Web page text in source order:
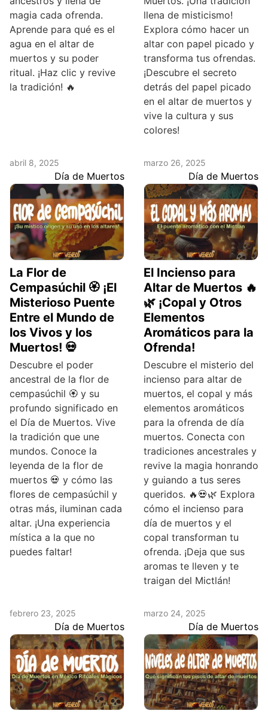
magia cada ofrenda.
Aprende para qué es el
agua en el altar de
muertos y su poder
ritual. ¡Haz clic y revive
la tradición! 🔥
llena de misticismo!
Explora cómo hacer un
altar con papel picado y
transforma tus ofrendas.
¡Descubre el secreto
detrás del papel picado
en el altar de muertos y
vive la cultura y sus
colores!
abril 8, 2025
Día de Muertos
La Flor de
Cempasúchil 🏵️ ¡El
Misterioso Puente
Entre el Mundo de
los Vivos y los
Muertos! 💀
Descubre el poder
ancestral de la flor de
cempasúchil 🏵️ y su
profundo significado en
el Día de Muertos. Vive
la tradición que une
mundos. Conoce la
leyenda de la flor de
muertos 💀 y cómo las
flores de cempasúchil y
otras más, iluminan cada
altar. ¡Una experiencia
mística a la que no
puedes faltar!
marzo 26, 2025
Día de Muertos
El Incienso para
Altar de Muertos 🔥
🌿 ¡Copal y Otros
Elementos
Aromáticos para la
Ofrenda!
Descubre el misterio del
incienso para altar de
muertos, el copal y más
elementos aromáticos
para la ofrenda de día
muertos. Conecta con
tradiciones ancestrales y
revive la magia honrando
y guiando a tus seres
queridos. 🔥💀🌿 Explora
cómo el incienso para
día de muertos y el
copal transforman tu
ofrenda. ¡Deja que sus
aromas te lleven y te
traigan del Mictlán!
febrero 23, 2025
Día de Muertos
marzo 24, 2025
Día de Muertos